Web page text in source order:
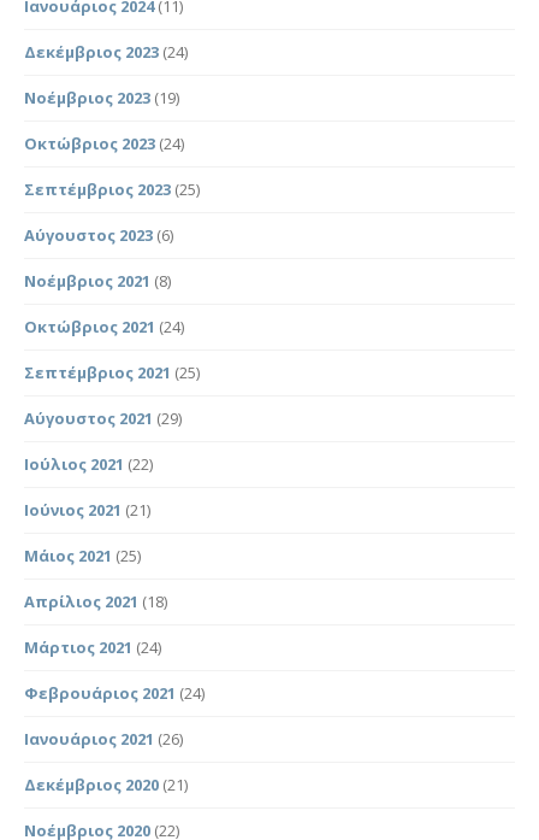
Ιανουάριος 2024(11)
Δεκέμβριος 2023 (24)
Νοέμβριος 2023 (19)
Οκτώβριος 2023 (24)
Σεπτέμβριος 2023 (25)
Αύγουστος 2023 (6)
Νοέμβριος 2021 (8)
Οκτώβριος 2021 (24)
Σεπτέμβριος 2021 (25)
Αύγουστος 2021 (29)
Ιούλιος 2021 (22)
Ιούνιος 2021 (21)
Μάιος 2021 (25)
Απρίλιος 2021 (18)
Μάρτιος 2021 (24)
Φεβρουάριος 2021 (24)
Ιανουάριος 2021 (26)
Δεκέμβριος 2020 (21)
Νοέμβριος 2020 (22)